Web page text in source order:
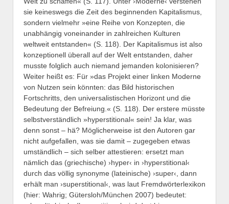
sie keineswegs die Zeit des beginnenden Kapitalismus,
sondern vielmehr »eine Reihe von Konzepten, die
unabhängig voneinander in zahlreichen Kulturen
weltweit entstanden« (S. 118). Der Kapitalismus ist also
konzeptionell überall auf der Welt entstanden, daher
musste folglich auch niemand jemanden kolonisieren?
Weiter heißt es: Für »das Projekt einer linken Moderne
von Nutzen sein könnten: das Bild historischen
Fortschritts, den universalistischen Horizont und die
Bedeutung der Befreiung.« (S. 118). Der erstere müsste
selbstverständlich »hyperstitional« sein! Ja klar, was
denn sonst – hä? Möglicherweise ist den Autoren gar
nicht aufgefallen, was sie damit – zugegeben etwas
umständlich – sich selber attestieren: ersetzt man
nämlich das (griechische) ›hyper‹ in ›hyperstitional‹
durch das völlig synonyme (lateinische) ›super‹, dann
erhält man ›superstitional‹, was laut Fremdwörterlexikon
(hier: Wahrig; Gütersloh/München 2007) bedeutet: